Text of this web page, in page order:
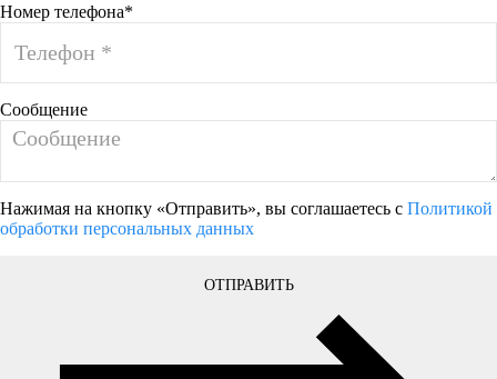
Номер телефона*
Сообщение
Нажимая на кнопку «Отправить», вы соглашаетесь с Политикой
обработки персональных данных
ОТПРАВИТЬ